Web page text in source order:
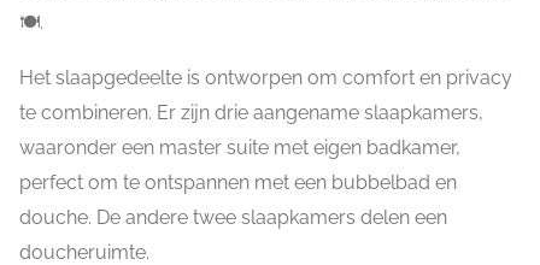
🍽️.
Het slaapgedeelte is ontworpen om comfort en privacy
te combineren. Er zijn drie aangename slaapkamers,
waaronder een master suite met eigen badkamer,
perfect om te ontspannen met een bubbelbad en
douche. De andere twee slaapkamers delen een
doucheruimte.